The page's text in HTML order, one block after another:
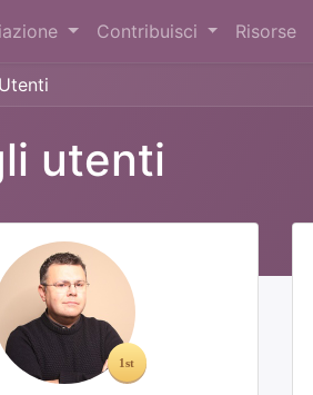
Contribuisci Risorse
Utenti
utenti